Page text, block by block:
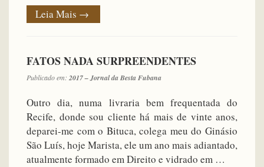
Leia Mais →
FATOS NADA SURPREENDENTES
Publicado em: 2017 – Jornal da Besta Fubana
Outro dia, numa livraria bem frequentada do
Recife, donde sou cliente há mais de vinte anos,
deparei-me com o Bituca, colega meu do Ginásio
São Luís, hoje Marista, ele um ano mais adiantado,
atualmente formado em Direito e vidrado em …